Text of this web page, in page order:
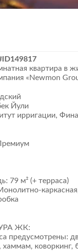
квартира в
«Newmon
Йули
ирригации,
79 м² (+ терраса)
ЖК:
предусмотрены:
хаммам, коворкинг,